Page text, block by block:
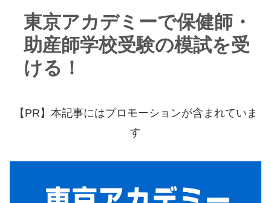
東京アカデミーで保健師・
助産師学校受験の模試を受
ける！
【PR】本記事にはプロモーションが含まれていま
す